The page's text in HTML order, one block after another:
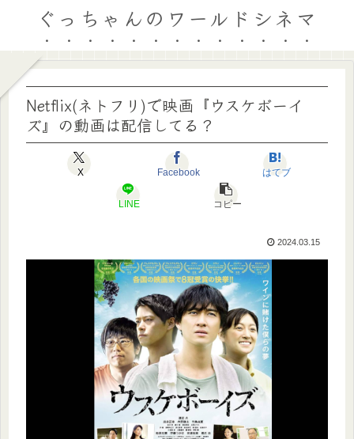
ぐっちゃんのワールドシネマ
Netflix(ネトフリ)で映画『ウスケボーイ
ズ』の動画は配信してる？
X Facebook はてブ
LINE コピー
2024.03.15